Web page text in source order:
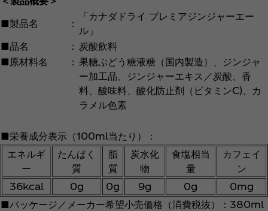
■製品名
：
「カナダドライ プレミアジンジャーエー
ル」
■品名
： 炭酸飲料
■原材料名
： 果糖ぶどう糖液糖（国内製造）、ジンジャ
ー加工品、ジンジャーエキス／炭酸、香
料、酸味料、酸化防止剤（ビタミンC)、カ
ラメル色素
■栄養成分表示（100ml当たり）：
エネルギ
ー
たんぱく
質
脂
質
炭水化
物
食塩相当
量
カフェイ
ン
36kcal
0g 0g 9g 0g
0mg
■パッケージ／メーカー希望小売価格（消費税抜）：380ml